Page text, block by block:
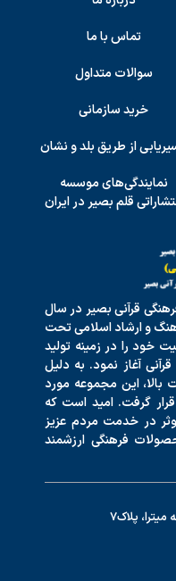
تماس با ما
سوالات متداول
خرید سازمانی
از طریق بلد و نشان
نمایندگی‌های موسسه
قلم بصیر در ایران
قرآنی بصیر در سال
فرهنگ و ارشاد اسلامی تحت
را در زمینه تولید
آغاز نمود. به دلیل
بالا، این مجموعه مورد
گرفت. امید است که
در خدمت مردم عزیز
فرهنگی ارزشمند
پلاک7